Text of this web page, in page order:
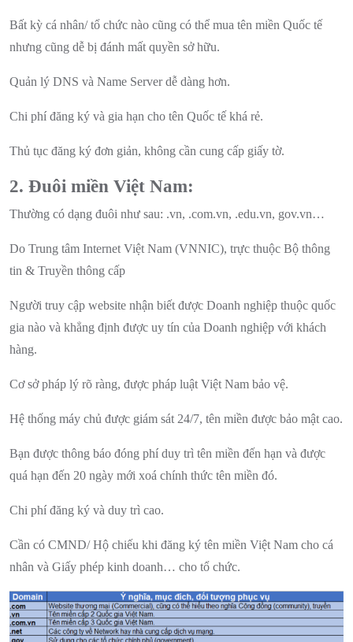
Bất kỳ cá nhân/ tổ chức nào cũng có thể mua tên miền Quốc tế
nhưng cũng dễ bị đánh mất quyền sở hữu.
Quản lý DNS và Name Server dễ dàng hơn.
Chi phí đăng ký và gia hạn cho tên Quốc tế khá rẻ.
Thủ tục đăng ký đơn giản, không cần cung cấp giấy tờ.
2. Đuôi miền Việt Nam:
Thường có dạng đuôi như sau: .vn, .com.vn, .edu.vn, gov.vn…
Do Trung tâm Internet Việt Nam (VNNIC), trực thuộc Bộ thông
tin & Truyền thông cấp
Người truy cập website nhận biết được Doanh nghiệp thuộc quốc
gia nào và khẳng định được uy tín của Doanh nghiệp với khách
hàng.
Cơ sở pháp lý rõ ràng, được pháp luật Việt Nam bảo vệ.
Hệ thống máy chủ được giám sát 24/7, tên miền được bảo mật cao.
Bạn được thông báo đóng phí duy trì tên miền đến hạn và được
quá hạn đến 20 ngày mới xoá chính thức tên miền đó.
Chi phí đăng ký và duy trì cao.
Cần có CMND/ Hộ chiếu khi đăng ký tên miền Việt Nam cho cá
nhân và Giấy phép kinh doanh… cho tổ chức.